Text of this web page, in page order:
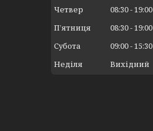
Четвер
08:30 19:00
Пʼятниця
08:30 19:00
Субота
09:00 15:30
Неділя
Вихідний